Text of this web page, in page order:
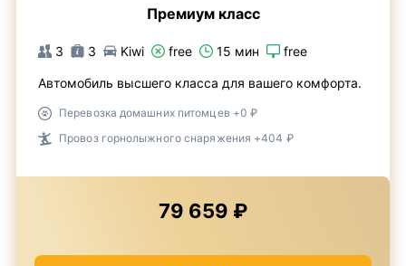
Премиум класс
3 3 Kiwi free 15 мин free
Автомобиль высшего класса для вашего комфорта.
Перевозка домашних питомцев +0 ₽
Провоз горнолыжного снаряжения +404 ₽
79 659 ₽